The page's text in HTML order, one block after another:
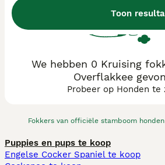
Toon
Fokkers van officiële stamboom honden
We hebben 0 Kruising
Overflakkee
Probeer op Honden te
Puppies en pups te koop
Engelse Cocker Spaniel te koop